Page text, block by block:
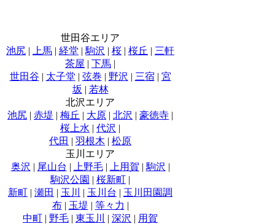
世田谷エリア
池尻 | 上馬 | 経堂 | 駒沢 | 桜 | 桜丘 | 三軒
茶屋 | 下馬 |
世田谷 | 太子堂 | 弦巻 | 野沢 | 三宿 | 宮
坂 | 若林
北沢エリア
池尻 | 赤堤 | 梅丘 | 大原 | 北沢 | 豪徳寺 |
桜上水 | 代沢 |
代田 | 羽根木 | 松原
玉川エリア
奥沢 | 尾山台 | 上野毛| 上用賀 | 駒沢 |
駒沢公園 | 桜新町 |
新町 | 瀬田 | 玉川 | 玉川台 | 玉川田園調
布| 玉堤 | 等々力 |
中町 | 野毛 | 東玉川 | 深沢 | 用賀